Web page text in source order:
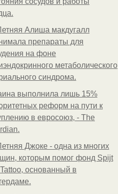
Алиша макдугалл
препараты для
на фоне
метаболического
синдрома.
выполнила лишь 15%
реформ на пути к
в евросоюз, - The
Джоке - одна из многих
которым помог фонд Spijt
основанный в